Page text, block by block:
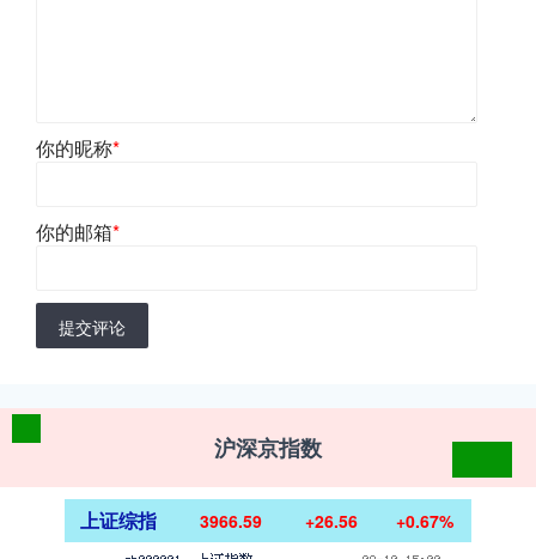
你的昵称*
你的邮箱*
提交评论
沪深京指数
上证综指 3966.59 +26.56 +0.67%